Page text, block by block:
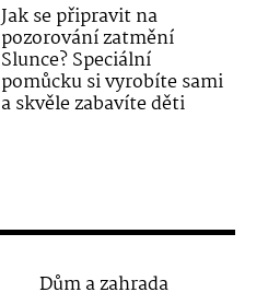
Jak se připravit na
pozorování zatmění
Slunce? Speciální
pomůcku si vyrobíte sami
a skvěle zabavíte děti
Dům a zahrada